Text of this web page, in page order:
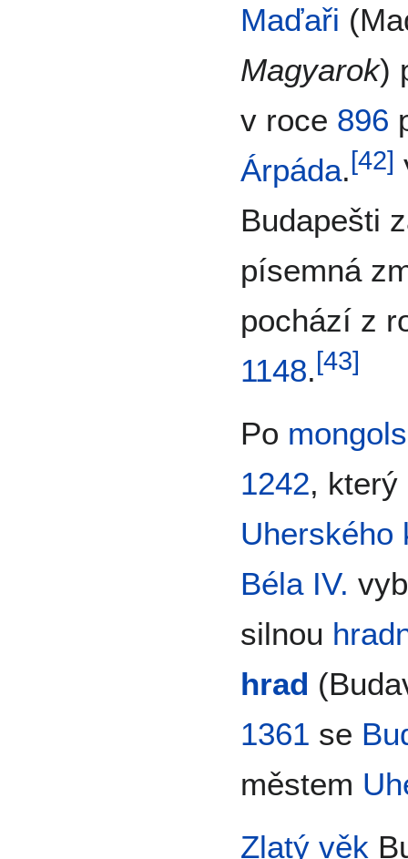
Maďaři
Magyarok)
v roce 896
Árpáda. [42]
Budapešti
písemná
pochází z
1148. [43]
Po
1242, který
Uherského
Béla IV.
silnou
hrad
1361 se
městem
Zlatý věk